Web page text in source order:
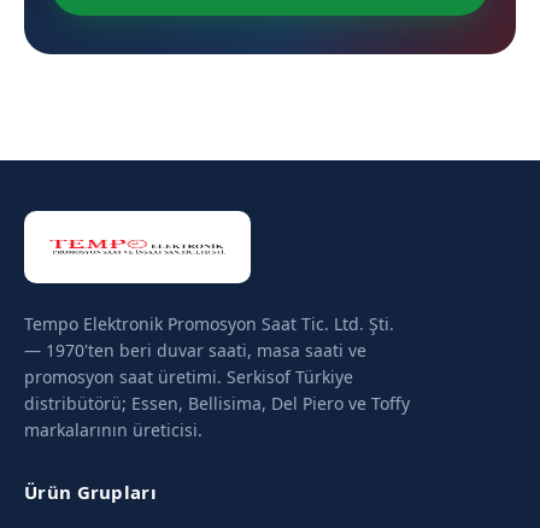
Tempo Elektronik Promosyon Saat Tic. Ltd. Şti.
— 1970'ten beri duvar saati, masa saati ve
promosyon saat üretimi. Serkisof Türkiye
distribütörü; Essen, Bellisima, Del Piero ve Toffy
markalarının üreticisi.
Ürün Grupları